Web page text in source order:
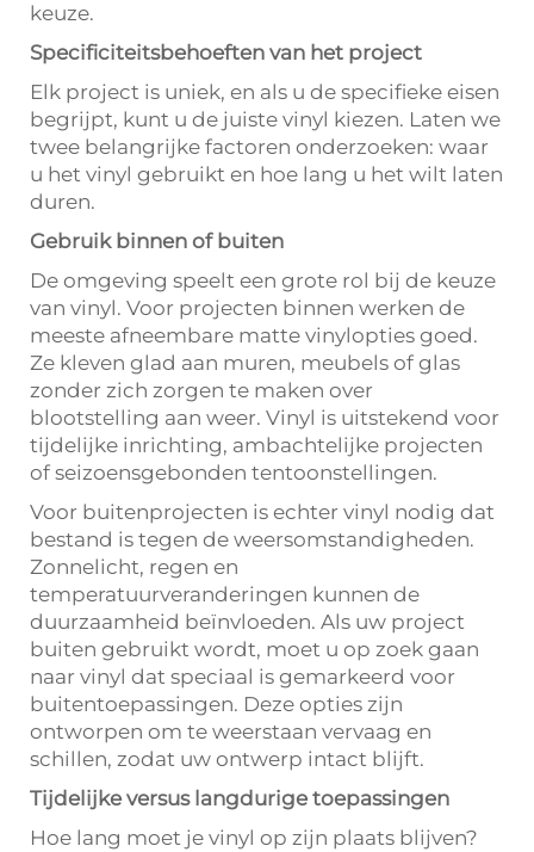
keuze.
Specificiteitsbehoeften van het project
Elk project is uniek, en als u de specifieke eisen
begrijpt, kunt u de juiste vinyl kiezen. Laten we
twee belangrijke factoren onderzoeken: waar
u het vinyl gebruikt en hoe lang u het wilt laten
duren.
Gebruik binnen of buiten
De omgeving speelt een grote rol bij de keuze
van vinyl. Voor projecten binnen werken de
meeste afneembare matte vinylopties goed.
Ze kleven glad aan muren, meubels of glas
zonder zich zorgen te maken over
blootstelling aan weer. Vinyl is uitstekend voor
tijdelijke inrichting, ambachtelijke projecten
of seizoensgebonden tentoonstellingen.
Voor buitenprojecten is echter vinyl nodig dat
bestand is tegen de weersomstandigheden.
Zonnelicht, regen en
temperatuurveranderingen kunnen de
duurzaamheid beïnvloeden. Als uw project
buiten gebruikt wordt, moet u op zoek gaan
naar vinyl dat speciaal is gemarkeerd voor
buitentoepassingen. Deze opties zijn
ontworpen om te weerstaan vervaag en
schillen, zodat uw ontwerp intact blijft.
Tijdelijke versus langdurige toepassingen
Hoe lang moet je vinyl op zijn plaats blijven?